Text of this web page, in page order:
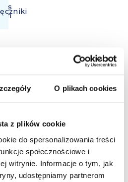
O plikach cookies
z plików cookie
do spersonalizowania treści
społecznościowe i
witrynie. Informacje o tym, jak
udostępniamy partnerom